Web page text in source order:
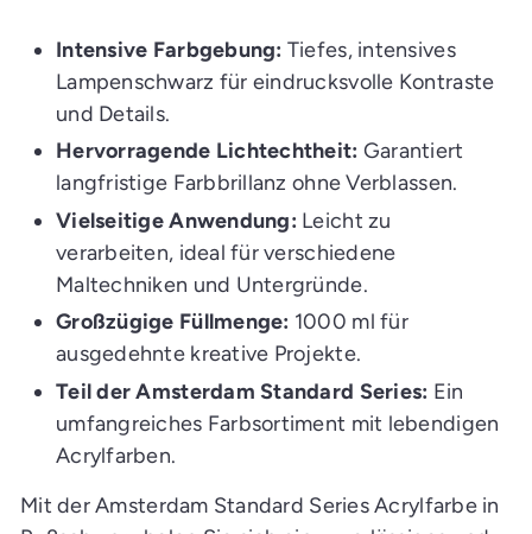
Intensive Farbgebung: Tiefes, intensives
Lampenschwarz für eindrucksvolle Kontraste
und Details.
Hervorragende Lichtechtheit: Garantiert
langfristige Farbbrillanz ohne Verblassen.
Vielseitige Anwendung: Leicht zu
verarbeiten, ideal für verschiedene
Maltechniken und Untergründe.
Großzügige Füllmenge: 1000 ml für
ausgedehnte kreative Projekte.
Teil der Amsterdam Standard Series: Ein
umfangreiches Farbsortiment mit lebendigen
Acrylfarben.
Mit der Amsterdam Standard Series Acrylfarbe in